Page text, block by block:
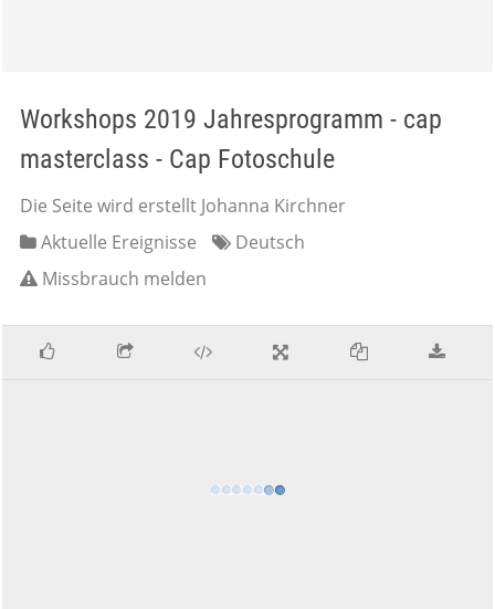
Workshops 2019 Jahresprogramm - cap
masterclass - Cap Fotoschule
Die Seite wird erstellt Johanna Kirchner
Aktuelle Ereignisse
Deutsch
Missbrauch melden